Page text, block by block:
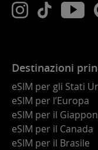
Destinazioni
eSIM per gli Stati
eSIM per l’Europa
eSIM per il
eSIM per il Canada
eSIM per il Brasile